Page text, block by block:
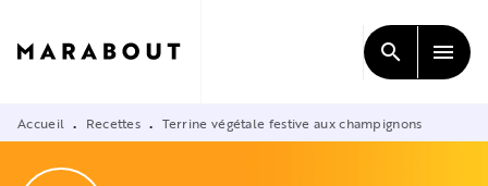
CONTENU
search menu
Accueil • Recettes • Terrine végétale festive aux champignons